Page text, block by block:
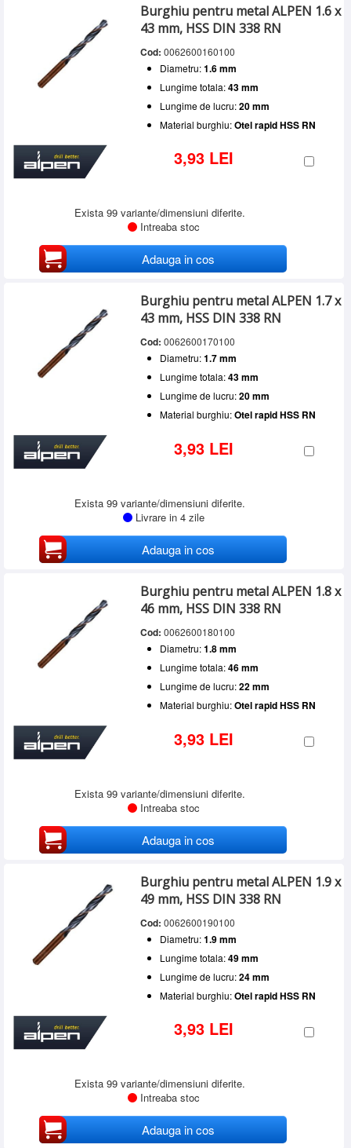
Burghiu pentru metal ALPEN 1.6 x
43 mm, HSS DIN 338 RN
Cod: 0062600160100
Diametru:1.6 mm
Lungime totala:43 mm
Lungime de lucru:20 mm
Material burghiu:Otel rapid HSS RN
3,93 LEI
Exista 99 variante/dimensiuni diferite.
Intreaba stoc
Adauga in cos
Burghiu pentru metal ALPEN 1.7 x
43 mm, HSS DIN 338 RN
Cod: 0062600170100
Diametru:1.7 mm
Lungime totala:43 mm
Lungime de lucru:20 mm
Material burghiu:Otel rapid HSS RN
3,93 LEI
Exista 99 variante/dimensiuni diferite.
Livrare in 4 zile
Adauga in cos
Burghiu pentru metal ALPEN 1.8 x
46 mm, HSS DIN 338 RN
Cod: 0062600180100
Diametru:1.8 mm
Lungime totala:46 mm
Lungime de lucru:22 mm
Material burghiu:Otel rapid HSS RN
3,93 LEI
Exista 99 variante/dimensiuni diferite.
Intreaba stoc
Adauga in cos
Burghiu pentru metal ALPEN 1.9 x
49 mm, HSS DIN 338 RN
Cod: 0062600190100
Diametru:1.9 mm
Lungime totala:49 mm
Lungime de lucru:24 mm
Material burghiu:Otel rapid HSS RN
3,93 LEI
Exista 99 variante/dimensiuni diferite.
Intreaba stoc
Adauga in cos